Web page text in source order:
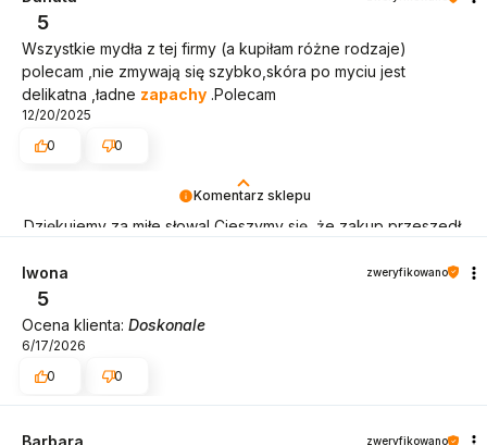
Komentarz sklepu
Dziękujemy za miłe słowa! Cieszymy się, że zakup przeszedł
obsługę tak świetnym klientom. Dziękujemy raz jeszcze!
5
Wszystkie mydła z tej firmy (a kupiłam różne rodzaje)
polecam ,nie zmywają się szybko,skóra po myciu jest
delikatna ,ładne zapachy .Polecam
12/20/2025
0
0
Iwona zweryfikowano
5
Ocena klienta: Doskonale
6/17/2026
0
0
zweryfikowano